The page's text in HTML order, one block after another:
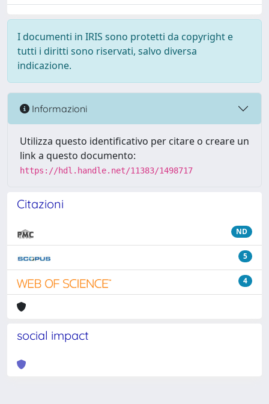
I documenti in IRIS sono protetti da copyright e
tutti i diritti sono riservati, salvo diversa
indicazione.
Informazioni
Utilizza questo identificativo per citare o creare un
link a questo documento:
https://hdl.handle.net/11383/1498717
Citazioni
ND
5
4
social impact